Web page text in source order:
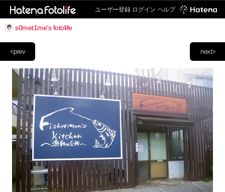
ユーザー登録 ログイン ヘルプ
s0met1me's fotolife
next>
<prev